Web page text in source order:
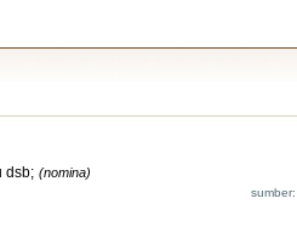
dsb; (nomina)